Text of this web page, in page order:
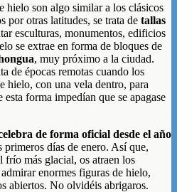
hielo son algo similar a los clásicos
por otras latitudes, se trata de tallas
esculturas, monumentos, edificios
se extrae en forma de bloques de
, muy próximo a la ciudad.
de épocas remotas cuando los
hielo, con una vela dentro, para
forma impedían que se apagase
de forma oficial desde el año
primeros días de enero. Así que,
frío más glacial, os atraen los
enormes figuras de hielo,
abiertos. No olvidéis abrigaros.